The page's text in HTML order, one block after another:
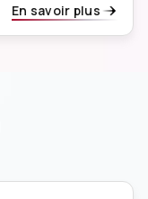
En savoir plus